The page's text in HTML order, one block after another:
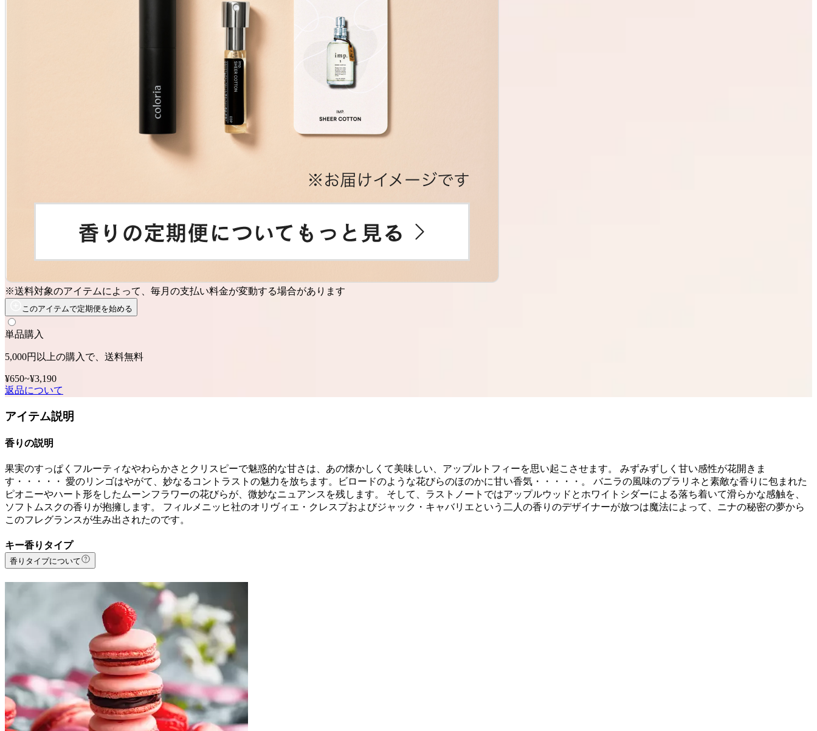
※送料対象のアイテムによって、毎月の支払い料金が変動する場合があります
このアイテムで定期便を始める
単品購入
5,000円以上の購入で、送料無料
¥650~¥3,190
返品について
アイテム説明
香りの説明
果実のすっぱくフルーティなやわらかさとクリスピーで魅惑的な甘さは、あの懐かしくて美味しい、アップルトフィーを思い起こさせます。 みずみずしく甘い感性が花開きま
す・・・・・ 愛のリンゴはやがて、妙なるコントラストの魅力を放ちます。ビロードのような花びらのほのかに甘い香気・・・・・。 バニラの風味のプラリネと素敵な香りに包まれた
ピオニーやハート形をしたムーンフラワーの花びらが、微妙なニュアンスを残します。 そして、ラストノートではアップルウッドとホワイトシダーによる落ち着いて滑らかな感触を、
ソフトムスクの香りが抱擁します。 フィルメニッヒ社のオリヴィエ・クレスプおよびジャック・キャバリエという二人の香りのデザイナーが放つは魔法によって、ニナの秘密の夢から
このフレグランスが生み出されたのです。
キー香りタイプ
香りタイプについて